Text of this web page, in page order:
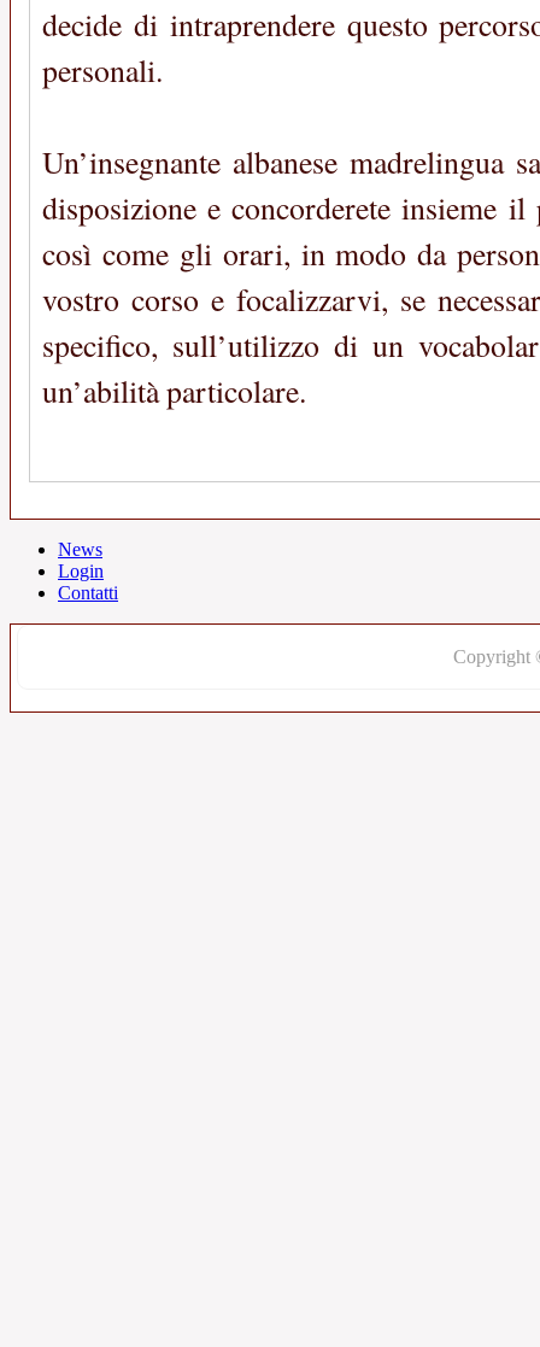
decide di intraprendere questo
personali.
Un’insegnante albanese madrelingua
disposizione e concorderete insieme
così come gli orari, in modo da
vostro corso e focalizzarvi, se
specifico, sull’utilizzo di un
un’abilità particolare.
News
Login
Contatti
Copyright